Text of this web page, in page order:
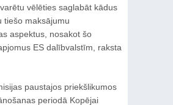
vēlēties saglabāt kādus
tiešo maksājumu
aspektus, nosakot šo
ES dalībvalstīm, raksta
paustajos priekšlikumos
periodā Kopējai